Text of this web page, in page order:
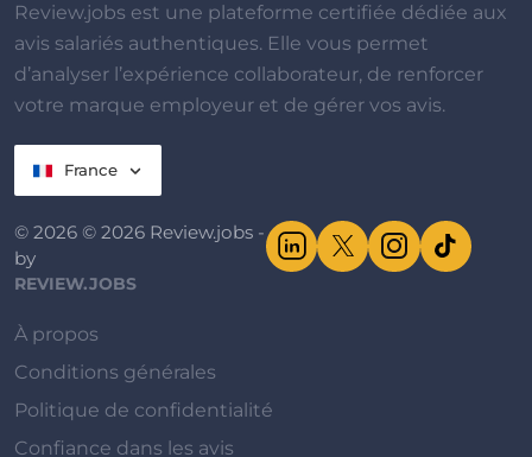
Review.jobs est une plateforme certifiée dédiée aux
avis salariés authentiques. Elle vous permet
d’analyser l’expérience collaborateur, de renforcer
votre marque employeur et de gérer vos avis.
France
© 2026 © 2026 Review.jobs -
by
REVIEW.JOBS
À propos
Conditions générales
Politique de confidentialité
Confiance dans les avis